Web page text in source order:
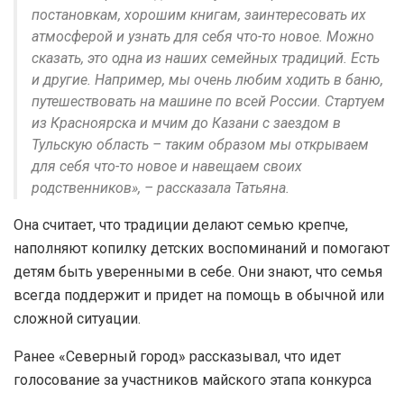
постановкам, хорошим книгам, заинтересовать их
атмосферой и узнать для себя что-то новое. Можно
сказать, это одна из наших семейных традиций. Есть
и другие. Например, мы очень любим ходить в баню,
путешествовать на машине по всей России. Стартуем
из Красноярска и мчим до Казани с заездом в
Тульскую область – таким образом мы открываем
для себя что-то новое и навещаем своих
родственников», – рассказала Татьяна.
Она считает, что традиции делают семью крепче,
наполняют копилку детских воспоминаний и помогают
детям быть уверенными в себе. Они знают, что семья
всегда поддержит и придет на помощь в обычной или
сложной ситуации.
Ранее «Северный город» рассказывал, что идет
голосование за участников майского этапа конкурса